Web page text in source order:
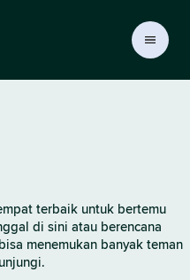
terbaik untuk bertemu
di sini atau berencana
menemukan banyak teman